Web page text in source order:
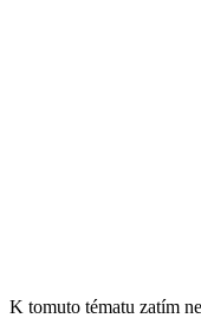
K tomuto tématu zatím